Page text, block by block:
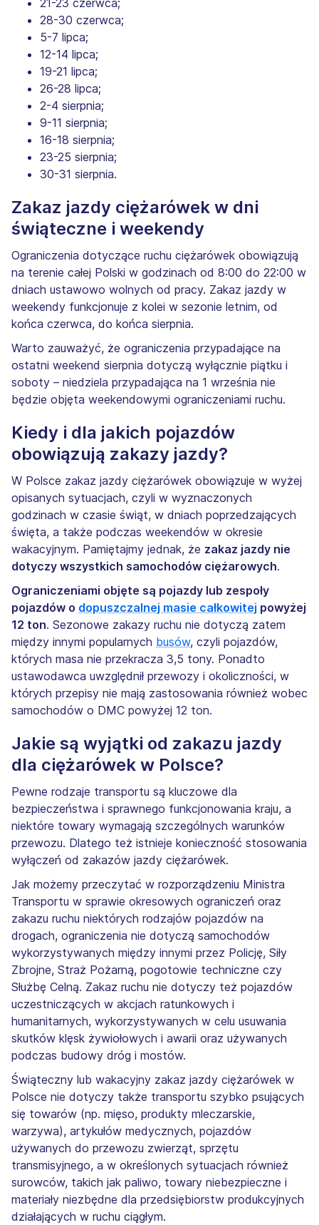
21-23 czerwca;
28-30 czerwca;
5-7 lipca;
12-14 lipca;
19-21 lipca;
26-28 lipca;
2-4 sierpnia;
9-11 sierpnia;
16-18 sierpnia;
23-25 sierpnia;
30-31 sierpnia.
Zakaz jazdy ciężarówek w dni
świąteczne i weekendy
Ograniczenia dotyczące ruchu ciężarówek obowiązują
na terenie całej Polski w godzinach od 8:00 do 22:00 w
dniach ustawowo wolnych od pracy. Zakaz jazdy w
weekendy funkcjonuje z kolei w sezonie letnim, od
końca czerwca, do końca sierpnia.
Warto zauważyć, że ograniczenia przypadające na
ostatni weekend sierpnia dotyczą wyłącznie piątku i
soboty – niedziela przypadająca na 1 września nie
będzie objęta weekendowymi ograniczeniami ruchu.
Kiedy i dla jakich pojazdów
obowiązują zakazy jazdy?
W Polsce zakaz jazdy ciężarówek obowiązuje w wyżej
opisanych sytuacjach, czyli w wyznaczonych
godzinach w czasie świąt, w dniach poprzedzających
święta, a także podczas weekendów w okresie
wakacyjnym. Pamiętajmy jednak, że zakaz jazdy nie
dotyczy wszystkich samochodów ciężarowych.
Ograniczeniami objęte są pojazdy lub zespoły
pojazdów o dopuszczalnej masie całkowitej powyżej
12 ton. Sezonowe zakazy ruchu nie dotyczą zatem
między innymi popularnych busów, czyli pojazdów,
których masa nie przekracza 3,5 tony. Ponadto
ustawodawca uwzględnił przewozy i okoliczności, w
których przepisy nie mają zastosowania również wobec
samochodów o DMC powyżej 12 ton.
Jakie są wyjątki od zakazu jazdy
dla ciężarówek w Polsce?
Pewne rodzaje transportu są kluczowe dla
bezpieczeństwa i sprawnego funkcjonowania kraju, a
niektóre towary wymagają szczególnych warunków
przewozu. Dlatego też istnieje konieczność stosowania
wyłączeń od zakazów jazdy ciężarówek.
Jak możemy przeczytać w rozporządzeniu Ministra
Transportu w sprawie okresowych ograniczeń oraz
zakazu ruchu niektórych rodzajów pojazdów na
drogach, ograniczenia nie dotyczą samochodów
wykorzystywanych między innymi przez Policję, Siły
Zbrojne, Straż Pożarną, pogotowie techniczne czy
Służbę Celną. Zakaz ruchu nie dotyczy też pojazdów
uczestniczących w akcjach ratunkowych i
humanitarnych, wykorzystywanych w celu usuwania
skutków klęsk żywiołowych i awarii oraz używanych
podczas budowy dróg i mostów.
Świąteczny lub wakacyjny zakaz jazdy ciężarówek w
Polsce nie dotyczy także transportu szybko psujących
się towarów (np. mięso, produkty mleczarskie,
warzywa), artykułów medycznych, pojazdów
używanych do przewozu zwierząt, sprzętu
transmisyjnego, a w określonych sytuacjach również
surowców, takich jak paliwo, towary niebezpieczne i
materiały niezbędne dla przedsiębiorstw produkcyjnych
działających w ruchu ciągłym.